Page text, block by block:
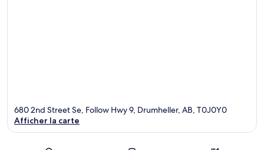
680 2nd Street Se, Follow Hwy 9, Drumheller, AB, T0J0Y0
Afficher la carte